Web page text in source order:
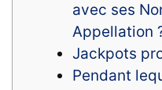
avec ses
Appellation
Jackpots
Pendant